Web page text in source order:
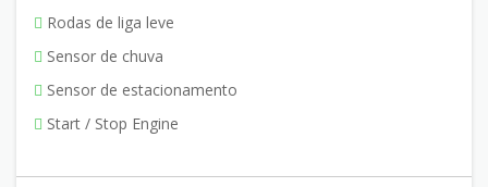
Rodas de liga leve
Sensor de chuva
Sensor de estacionamento
Start / Stop Engine